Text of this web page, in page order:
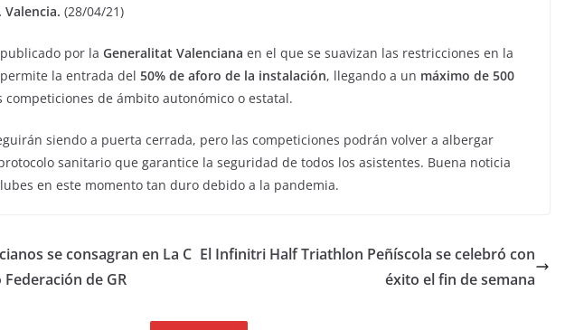
(28/04/21)
por la Generalitat Valenciana en el que se suavizan las restricciones en la
la entrada del 50% de aforo de la instalación, llegando a un máximo de 500
competiciones de ámbito autonómico o estatal.
siendo a puerta cerrada, pero las competiciones podrán volver a albergar
sanitario que garantice la seguridad de todos los asistentes. Buena noticia
en este momento tan duro debido a la pandemia.
se consagran en La C
de GR
El Infinitri Half Triathlon Peñíscola se celebró con
éxito el fin de semana